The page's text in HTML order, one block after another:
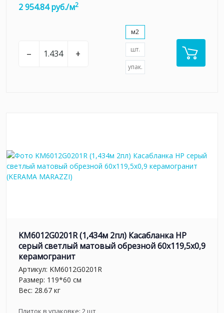
2 954.84 руб./м2
– +
м2
шт.
упак.
KM6012G0201R (1,434м 2пл) Касабланка HP
серый светлый матовый обрезной 60x119,5x0,9
керамогранит
Артикул: KM6012G0201R
Размер: 119*60 см
Вес: 28.67 кг
Плиток в упаковке: 2 шт